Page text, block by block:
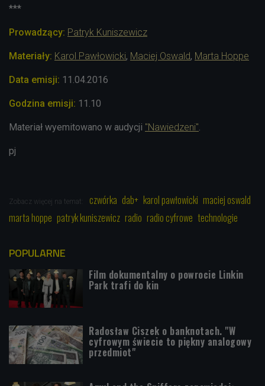
***
Prowadzący: Patryk Kuniszewicz
Materiały: Karol Pawłowicki, Maciej Oswald, Marta Hoppe
Data emisji: 11.04.2016
Godzina emisji: 11.10
Materiał wyemitowano w audycji "Nawiedzeni".
pj
Zobacz więcej na temat: czwórka dab+ karol pawłowicki maciej oswald
marta hoppe patryk kuniszewicz radio radio cyfrowe technologie
POPULARNE
Film dokumentalny o powrocie Linkin
Park trafi do kin
Radosław Ciszek o banknotach. "W
cyfrowym świecie to piękny analogowy
przedmiot"